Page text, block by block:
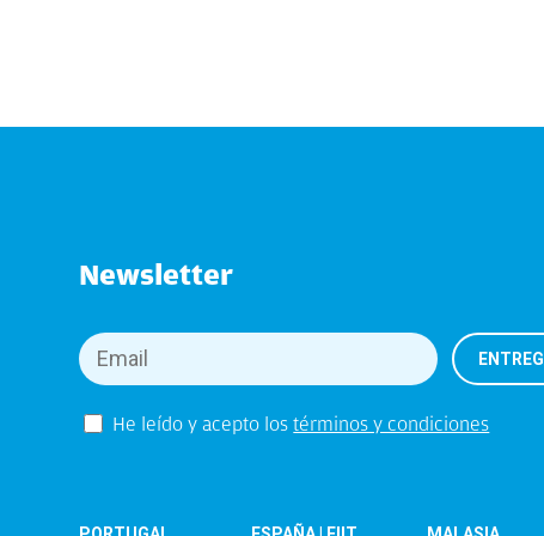
Newsletter
He leído y acepto lostérminos y condiciones